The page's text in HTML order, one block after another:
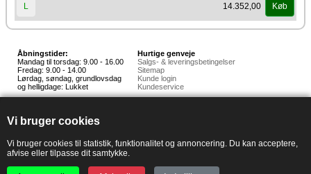
Vi bruger cookies
Vi bruger cookies til statistik, funktionalitet og annoncering. Du kan acceptere,
afvise eller tilpasse dit samtykke.
L 14.352,00 Køb
Åbningstider:
Mandag til torsdag: 9.00 - 16.00
Fredag: 9.00 - 14.00
Lørdag, søndag, grundlovsdag
og helligdage: Lukket
Hurtige genveje
Salgs- & leveringsbetingelser
Sitemap
Kunde login
Kundeservice
Hunnerupvej 3, 6920 Videbæk
E-mail:salg@hedestoker.dk
PA: